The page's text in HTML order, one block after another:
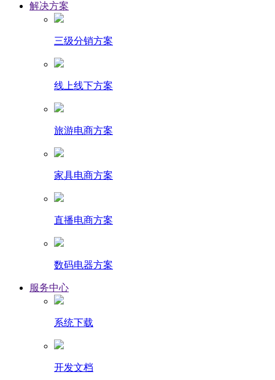
解决方案
三级分销方案
线上线下方案
旅游电商方案
家具电商方案
直播电商方案
数码电器方案
服务中心
系统下载
开发文档